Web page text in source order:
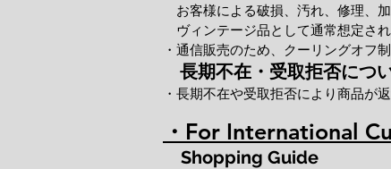
お客様による破損、汚れ、修理、
ヴィンテージ品として通常想定さ
・通信販売のため、クーリングオフ
長期不在・受取拒否につ
・長期不在や受取拒否により商品が
・For International
Shopping Guide